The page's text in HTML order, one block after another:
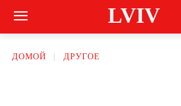
LVIV
ДОМОЙ ДРУГОЕ